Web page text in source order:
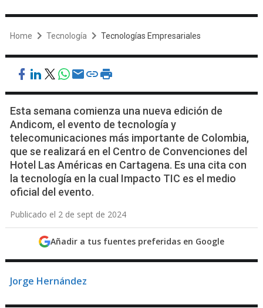
Home Tecnología Tecnologías Empresariales
Esta semana comienza una nueva edición de
Andicom, el evento de tecnología y
telecomunicaciones más importante de Colombia,
que se realizará en el Centro de Convenciones del
Hotel Las Américas en Cartagena. Es una cita con
la tecnología en la cual Impacto TIC es el medio
oficial del evento.
Publicado el 2 de sept de 2024
Añadir a tus fuentes preferidas en Google
Jorge Hernández